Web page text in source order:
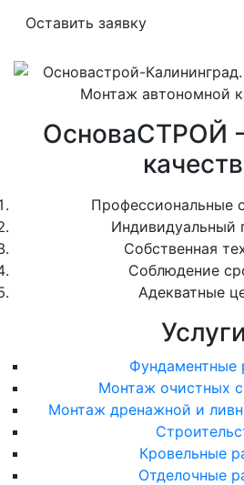
Оставить заявку
ОсноваСТРОЙ -
Профессиональные
Индивидуальный
Собственная
Соблюдение
Адекватные
Услуги
Фундаментные
Монтаж очистных
Монтаж дренажной и
Кровельные
Отделочные